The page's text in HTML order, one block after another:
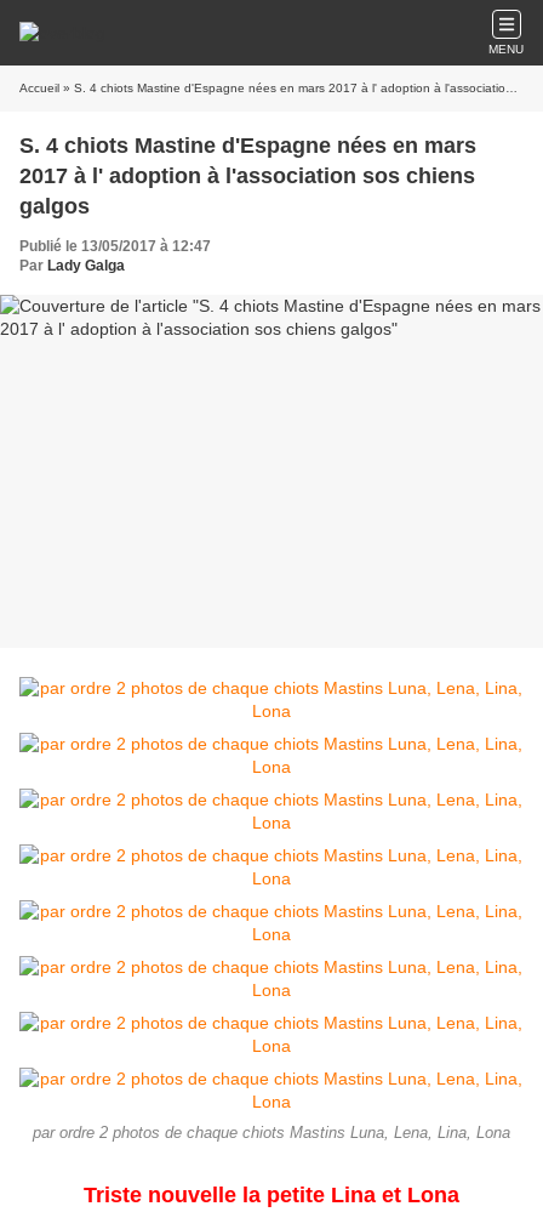
MENU
Accueil » S. 4 chiots Mastine d'Espagne nées en mars 2017 à l' adoption à l'association sos chiens galgos
S. 4 chiots Mastine d'Espagne nées en mars
2017 à l' adoption à l'association sos chiens
galgos
Publié le 13/05/2017 à 12:47
Par Lady Galga
par ordre 2 photos de chaque chiots Mastins Luna, Lena, Lina, Lona
Triste nouvelle la petite Lina et Lona